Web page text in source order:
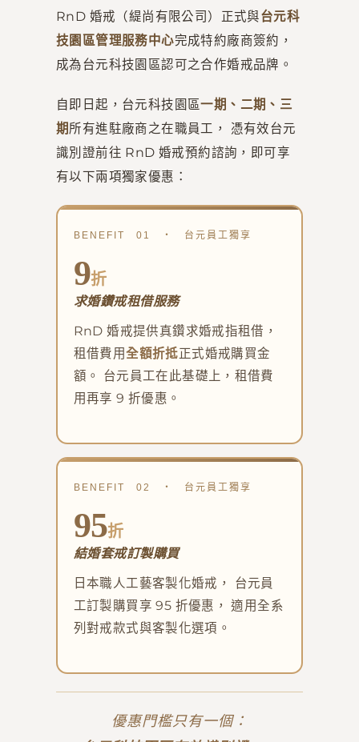
RnD 婚戒（緹尚有限公司）正式與台元科
技園區管理服務中心完成特約廠商簽約，
成為台元科技園區認可之合作婚戒品牌。
自即日起，台元科技園區一期、二期、三
期所有進駐廠商之在職員工， 憑有效台元
識別證前往 RnD 婚戒預約諮詢，即可享
有以下兩項獨家優惠：
BENEFIT 01 ・ 台元員工獨享
9折
求婚鑽戒租借服務
RnD 婚戒提供真鑽求婚戒指租借，
租借費用全額折抵正式婚戒購買金
額。 台元員工在此基礎上，租借費
用再享 9 折優惠。
BENEFIT 02 ・ 台元員工獨享
95折
結婚套戒訂製購買
日本職人工藝客製化婚戒， 台元員
工訂製購買享 95 折優惠， 適用全系
列對戒款式與客製化選項。
優惠門檻只有一個：